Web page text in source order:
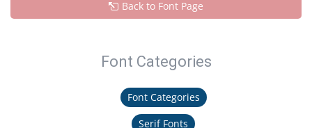
Back to Font Page
Font Categories
Font Categories
Serif Fonts